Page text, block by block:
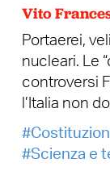
Vito
Portaerei,
nucleari. Le
controversi
l’Italia non
Scienza e